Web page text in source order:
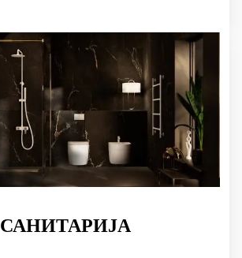
САНИТАРИЈА